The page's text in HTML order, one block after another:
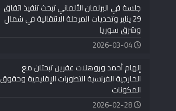
جلسة في البرلمان الألماني تبحث تنفيذ اتفاق
29 يناير وتحديات المرحلة الانتقالية في شمال
وشرق سوريا
2026-03-04
إلهام أحمد وروهلات عفرين تبحثان مع
الخارجية الفرنسية التطورات الإقليمية وحقوق
المكونات
2026-02-28